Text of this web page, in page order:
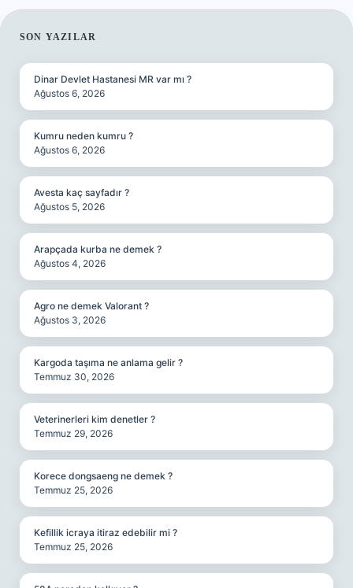
SIDEBAR
SON YAZILAR
Dinar Devlet Hastanesi MR var mı ?
Ağustos 6, 2026
Kumru neden kumru ?
Ağustos 6, 2026
Avesta kaç sayfadır ?
Ağustos 5, 2026
Arapçada kurba ne demek ?
Ağustos 4, 2026
Agro ne demek Valorant ?
Ağustos 3, 2026
Kargoda taşıma ne anlama gelir ?
Temmuz 30, 2026
Veterinerleri kim denetler ?
Temmuz 29, 2026
Korece dongsaeng ne demek ?
Temmuz 25, 2026
Kefillik icraya itiraz edebilir mi ?
Temmuz 25, 2026